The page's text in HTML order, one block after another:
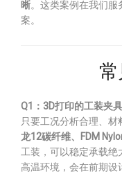
晰。这类案例在我们
案。
常
Q1：3D打印的工装夹
只要工况分析合理、
龙12碳纤维、FDM
工装，可以稳定承载绝
高温环境，会在前期设